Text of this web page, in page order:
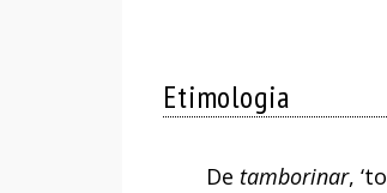
Etimologia
De tamborinar,